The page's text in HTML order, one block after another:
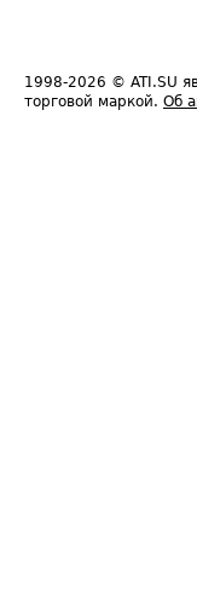
1998-2026 © ATI.SU
торговой маркой. Об